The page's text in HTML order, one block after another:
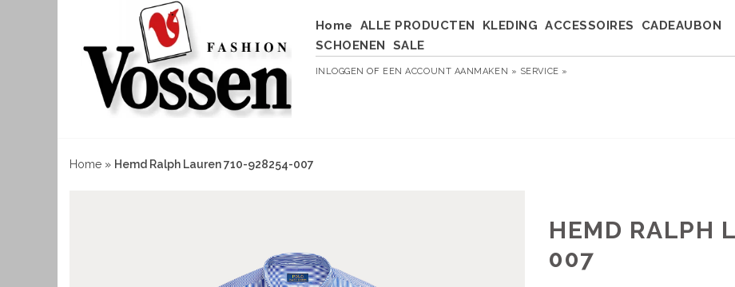
Home ALLE PRODUCTEN KLEDING ACCESSOIRES
CADEAUBON
SCHOENEN
SALE
INLOGGEN OF EEN ACCOUNT AANMAKEN » SERVICE »
Home » Hemd Ralph Lauren 710-928254-007
HEMD RALPH
007